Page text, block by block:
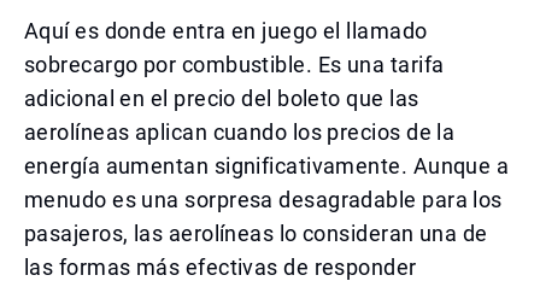
Aquí es donde entra en juego el llamado
sobrecargo por combustible. Es una tarifa
adicional en el precio del boleto que las
aerolíneas aplican cuando los precios de la
energía aumentan significativamente. Aunque a
menudo es una sorpresa desagradable para los
pasajeros, las aerolíneas lo consideran una de
las formas más efectivas de responder